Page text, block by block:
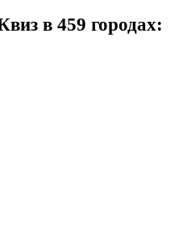
в 459 городах: